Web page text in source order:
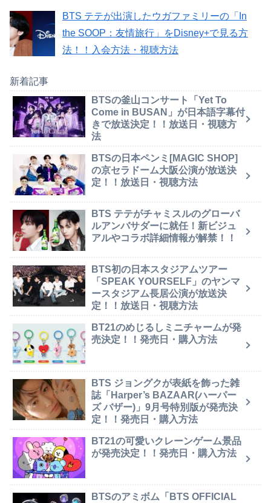
BTS テテが出演したウガファミリーの「In
the SOOP：友情旅行」をDisney+で見る方
法！！入会方法・視聴方法
新着記事
BTSの釜山コンサート「Yet To
Come in BUSAN」が日本語字幕付
きで放送決定！！放送日・視聴方
法
BTSの日本ペンミ[MAGIC SHOP]
の京セラドーム大阪公演が放送決
定！！放送日・視聴方法
BTS テテがチャミスルのグローバ
ルアンバサダーに就任！新ビジュ
アルやコラボ詳細情報が解禁！！
BTS初の日本スタジアムツアー
「SPEAK YOURSELF」のヤンマ
ースタジアム長居公演が放送決
定！！放送日・視聴方法
BT21のめじるしミニチャームが発
売決定！！発売日・購入方法
BTS ジョングクが表紙を飾った雑
誌「Harper’s BAZAAR(ハーパー
ズ バザー)」9月号特別版が発売決
定！！発売日・購入方法
BT21の可愛いクレーンゲーム景品
が発売決定！！発売日・購入方法
BTSのアミボム「BTS OFFICIAL